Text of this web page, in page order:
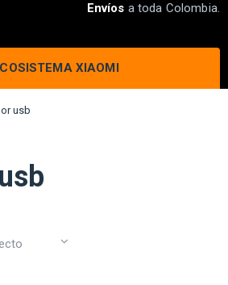
XIAOMI
Envíos a toda Colombia.
usb